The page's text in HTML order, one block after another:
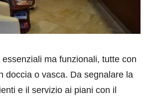
ma funzionali, tutte con
doccia o vasca. Da segnalare la
e il servizio ai piani con il